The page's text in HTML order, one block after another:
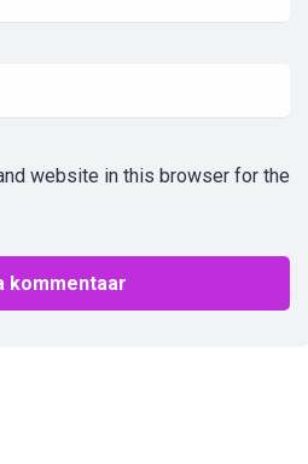
website in this browser for the